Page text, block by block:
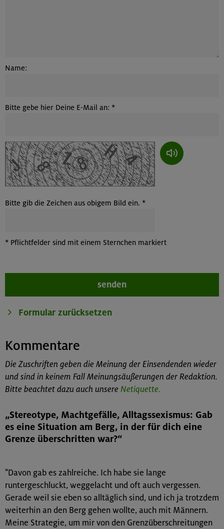
Name:
Bitte gebe hier Deine E-Mail an: *
Bitte gib die Zeichen aus obigem Bild ein. *
* Pflichtfelder sind mit einem Sternchen markiert
Kommentare
Die Zuschriften geben die Meinung der Einsendenden wieder
und sind in keinem Fall Meinungsäußerungen der Redaktion.
Bitte beachtet dazu auch unsere Netiquette.
„Stereotype, Machtgefälle, Alltagssexismus: Gab
es eine Situation am Berg, in der für dich eine
Grenze überschritten war?“
"Davon gab es zahlreiche. Ich habe sie lange
runtergeschluckt, weggelacht und oft auch vergessen.
Gerade weil sie eben so alltäglich sind, und ich ja trotzdem
weiterhin an den Berg gehen wollte, auch mit Männern.
Meine Strategie, um mir von den Grenzüberschreitungen